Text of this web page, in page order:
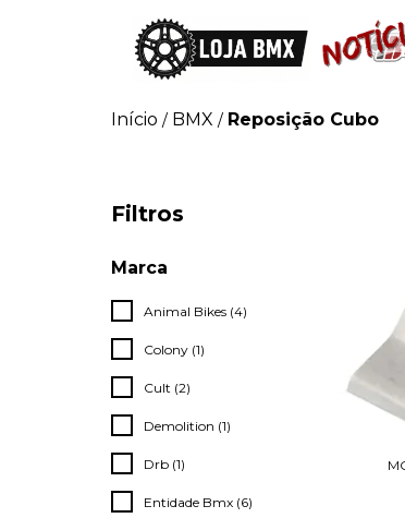
Início / BMX / Reposição Cubo
Filtros
Marca
Animal Bikes (4)
Colony (1)
Cult (2)
Demolition (1)
Drb (1)
Entidade Bmx (6)